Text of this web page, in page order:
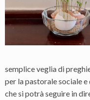
semplice veglia di
per la pastorale sociale
che si potrà seguire in